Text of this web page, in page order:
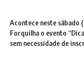
Acontece neste sábado
Forquilha o evento
sem necessidade de